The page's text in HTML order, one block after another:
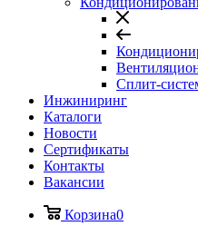
Сплит-
Инжиниринг
Каталоги
Новости
Сертификаты
Контакты
Вакансии
Корзина0